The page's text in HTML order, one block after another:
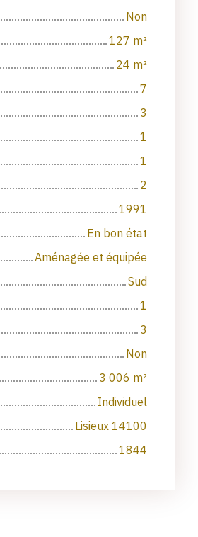
Non
127 m²
24 m²
7
3
1
1
2
1991
En bon état
Aménagée et équipée
Sud
1
3
Non
3 006 m²
Individuel
Lisieux 14100
1844